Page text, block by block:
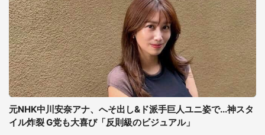
元NHK中川安奈アナ、へそ出し&ド派手巨人ユニ姿で...神スタ
イル炸裂 G党も大喜び「反則級のビジュアル」